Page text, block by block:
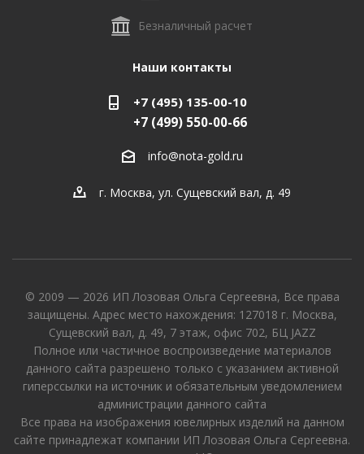
Безналичный расчет
Наши контакты
+7 (495) 135-00-10
+7 (499) 550-00-66
info@nota-gold.ru
г. Москва, ул. Сущевский вал, д. 49
© 2009 — 2026 ИП Лозовая Ольга Сергеевна, Все права
защищены. Адрес место нахождения: 127018 г. Москва,
Сущевский вал, д. 49, 7 этаж, офис 702, БЦ JAZZ
Полное или частичное воспроизведение материалов
данного сайта разрешено только с указанием активной
гиперссылки на источник и обязательным уведомлением
администрации данного сайта
Все права на изображения ювелирных изделий на данном
сайте принадлежат компании ИП Лозовая Ольга Сергеевна.